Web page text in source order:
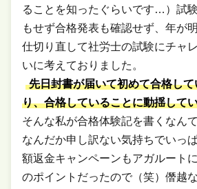
ることを知ったぐらいです…）試
もせず合格発表も確認せず、年が
仕切り直して社労士の試験にチャ
いに考えておりました。
先日封書が届いて初めて合格し
り、合格していることに動揺して
そんな私が合格体験記を書くなん
なんだか申し訳ない気持ちでいっ
額返金キャンペーンもアガルート
のポイントだったので（笑）僭越